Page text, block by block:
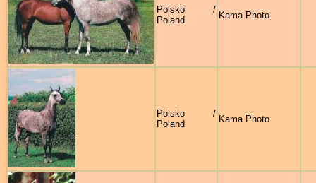
Polsko /
Poland
Kama Photo
Polsko /
Poland
Kama Photo